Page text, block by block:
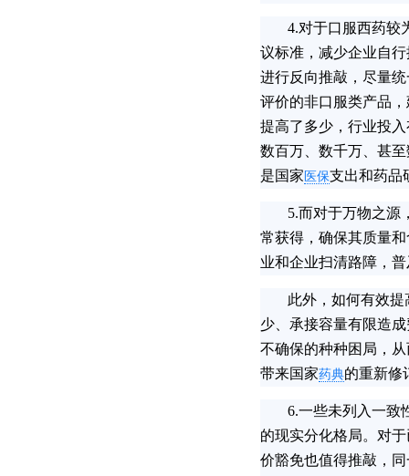
4.对于口服西药较
议标准，减少企业自
进行反向推敲，尽量
评价的非口服类产品
提高了多少，行业投
数百万、数千万、甚
是国家 医保支出和药品
5.而对于万物之源
常获得，确保其质量
业和企业扫清路障，
此外，如何有效提
少、承接容量有限造
不确保的种种困局，
带来国家药典的重新修
6.一些未列入一致
的现实分化格局。对
价豁免也值得推敲，